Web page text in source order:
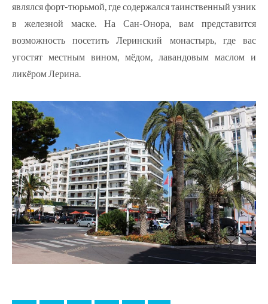
являлся форт-тюрьмой, где содержался таинственный узник
в железной маске. На Сан-Онора, вам представится
возможность посетить Леринский монастырь, где вас
угостят местным вином, мёдом, лавандовым маслом и
ликёром Лерина.